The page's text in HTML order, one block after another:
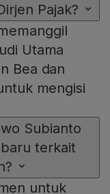
Pajak?
Utama
Bea dan
mengisi
Subianto
terkait
untuk